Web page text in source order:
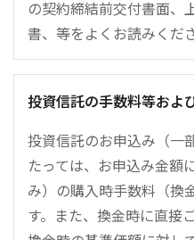
の契約締結前交付書面、
書、等をよくお読みくだ
投資信託の手数料等およ
投資信託のお申込み（一
たっては、お申込み金額
み）の購入時手数料（換
す。また、換金時に直接